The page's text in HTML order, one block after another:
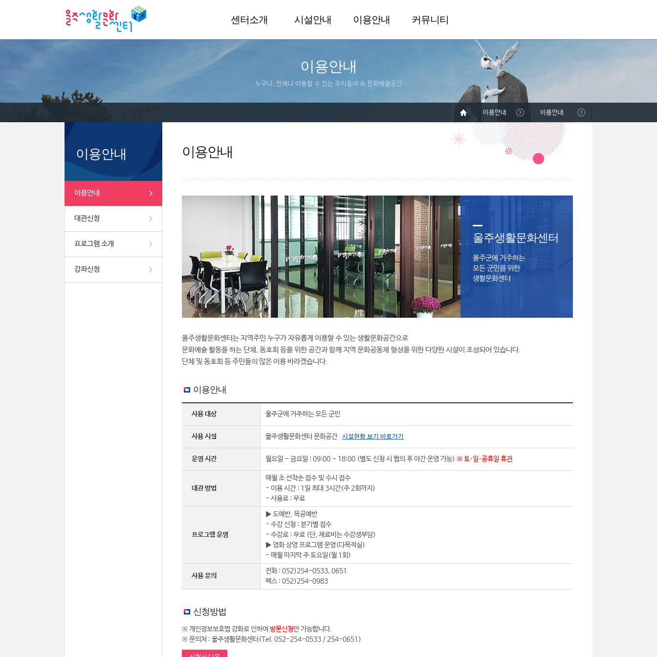
센터소개 시설안내 이용안내 커뮤니티
이용안내
누구나, 언제나 이용할 수 있는 우리동네 속 문화예술공간
이용안내
이용안내
대관신청
프로그램 소개
강좌신청
이용안내 이용안내
이용안내
울주생활문화센터
울주군에 거주하는
모든 군민을 위한
생활문화센터
울주생활문화센터는 지역주민 누구가 자유롭게 이용할 수 있는 생활문화공간으로
문화예술 활동을 하는 단체, 동호회 등을 위한 공간과 함께 지역 문화공동체 형성을 위한 다양한 시설이 조성되어 있습니다.
단체 및 동호회 등 주민들의 많은 이용 바라겠습니다.
이용안내
사용 대상 울주군에 거주하는 모든 군민
사용 시설 울주생활문화센터 문화공간 시설현황 보기 바로가기
운영 시간 월요일 ~ 금요일 : 09:00 ~ 18:00 (별도 신청 시 협의 후 야간 운영 가능) ※ 토·일·공휴일 휴관
대관 방법
매월 초 선착순 접수 및 수시 접수
- 이용 시간 : 1일 최대 3시간(주 2회까지)
- 사용료 : 무료
프로그램 운영
▶ 도예반, 목공예반
- 수강 신청 : 분기별 접수
- 수강료 : 무료 (단, 재료비는 수강생부담)
▶ 영화 상영 프로그램 운영(다목적실)
- 매월 마지막 주 토요일(월 1회)
사용 문의
전화 : 052)254-0533, 0651
팩스 : 052)254-0983
신청방법
※ 개인정보보호법 강화로 인하여 방문신청만 가능합니다.
※ 문의처 : 울주생활문화센터(Tel. 052-254-0533 / 254-0651)